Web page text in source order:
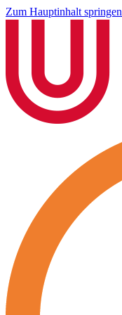
Zum Hauptinhalt springen